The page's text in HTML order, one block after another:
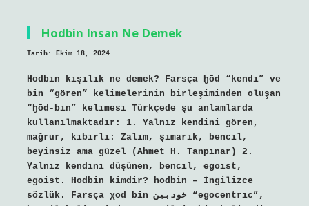
Hodbin Insan Ne Demek
Tarih: Ekim 18, 2024
Hodbin kişilik ne demek? Farsça ḫōd “kendi” ve
bіn “gören” kelimelerinin birleşiminden oluşan
“ḫōd-bіn” kelimesi Türkçede şu anlamlarda
kullanılmaktadır: 1. Yalnız kendini gören,
mağrur, kibirli: Zalim, şımarık, bencil,
beyinsiz ama güzel (Ahmet H. Tanpınar) 2.
Yalnız kendini düşünen, bencil, egoist,
egoist. Hodbin kimdir? hodbin – İngilizce
sözlük. Farsça χod bīn خودبین “egocentric”,